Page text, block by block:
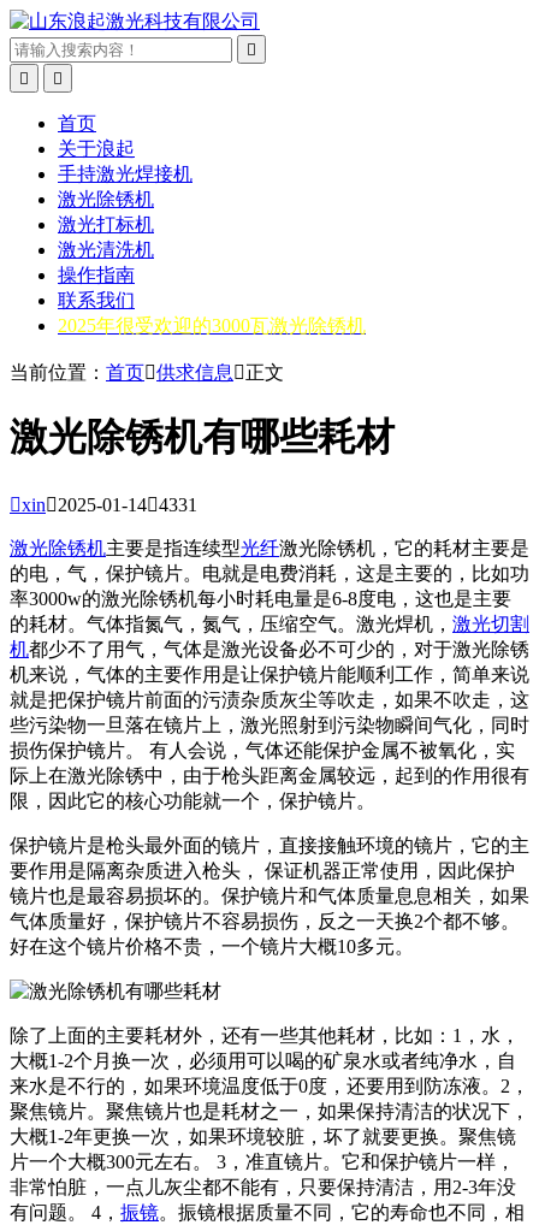



首页
关于浪起
手持激光焊接机
激光除锈机
激光打标机
激光清洗机
操作指南
联系我们
2025年很受欢迎的3000瓦激光除锈机
当前位置： 首页供求信息 正文
激光除锈机有哪些耗材
xin2025-01-144331
激光除锈机主要是指连续型光纤激光除锈机，它的耗材主要是
的电，气，保护镜片。电就是电费消耗，这是主要的，比如功
率3000w的激光除锈机每小时耗电量是6-8度电，这也是主要
的耗材。气体指氮气，氮气，压缩空气。激光焊机， 激光切割
机都少不了用气，气体是激光设备必不可少的，对于激光除锈
机来说，气体的主要作用是让保护镜片能顺利工作，简单来说
就是把保护镜片前面的污渍杂质灰尘等吹走，如果不吹走，这
些污染物一旦落在镜片上，激光照射到污染物瞬间气化，同时
损伤保护镜片。 有人会说，气体还能保护金属不被氧化，实
际上在激光除锈中，由于枪头距离金属较远，起到的作用很有
限，因此它的核心功能就一个，保护镜片。
保护镜片是枪头最外面的镜片，直接接触环境的镜片，它的主
要作用是隔离杂质进入枪头， 保证机器正常使用，因此保护
镜片也是最容易损坏的。保护镜片和气体质量息息相关，如果
气体质量好，保护镜片不容易损伤，反之一天换2个都不够。
好在这个镜片价格不贵，一个镜片大概10多元。
除了上面的主要耗材外，还有一些其他耗材，比如：1，水，
大概1-2个月换一次，必须用可以喝的矿泉水或者纯净水，自
来水是不行的，如果环境温度低于0度，还要用到防冻液。2，
聚焦镜片。聚焦镜片也是耗材之一，如果保持清洁的状况下，
大概1-2年更换一次，如果环境较脏，坏了就要更换。聚焦镜
片一个大概300元左右。 3，准直镜片。它和保护镜片一样，
非常怕脏，一点儿灰尘都不能有，只要保持清洁，用2-3年没
有问题。 4， 振镜。振镜根据质量不同，它的寿命也不同，相